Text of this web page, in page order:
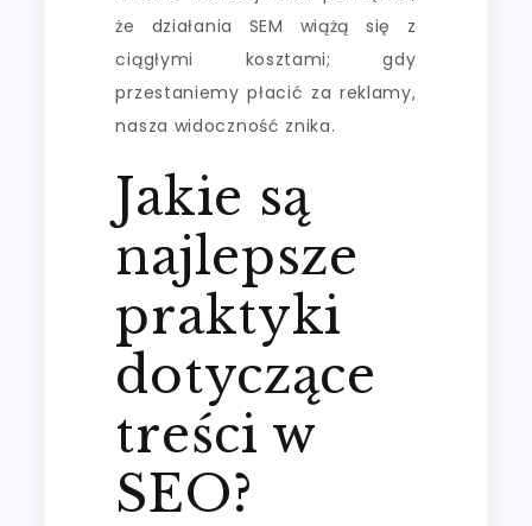
że działania SEM wiążą się z
ciągłymi kosztami; gdy
przestaniemy płacić za reklamy,
nasza widoczność znika.
Jakie są
najlepsze
praktyki
dotyczące
treści w
SEO?